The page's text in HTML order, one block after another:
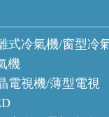
式冷氣機/窗型冷
機
電視機/薄型電視